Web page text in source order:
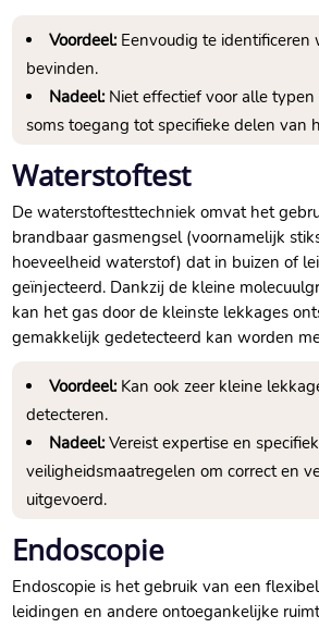
Voordeel:Eenvoudig te identificeren
bevinden.​
Nadeel:Niet effectief voor alle typen
soms toegang tot specifieke delen van
Waterstoftest
De waterstoftesttechniek omvat het
brandbaar gasmengsel (voornamelijk
hoeveelheid waterstof) dat in buizen of
geïnjecteerd.​ Dankzij de kleine
kan het gas door de kleinste lekkages
gemakkelijk gedetecteerd kan worden
Voordeel:Kan ook zeer kleine
detecteren.​
Nadeel:Vereist expertise en
veiligheidsmaatregelen om correct en
uitgevoerd.​
Endoscopie
Endoscopie is het gebruik van een
leidingen en andere ontoegankelijke